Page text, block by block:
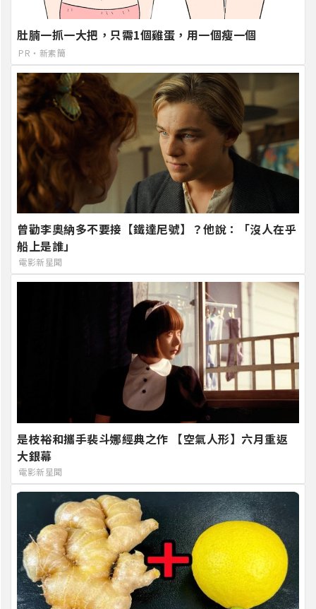
肚腩一抓一大把，只需1個雞蛋，用一個瘦一個
PR・新素簡
曾勸李奧納多不要接【鐵達尼號】？他說：「沒人在乎
船上是誰」
電影新星聞
是枝裕和攜手裴斗娜經典之作 【空氣人形】六月重返
大銀幕
電影新星聞